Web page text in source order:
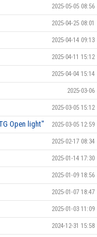
2025-05-05 08:56
2025-04-25 08:01
2025-04-14 09:13
2025-04-11 15:12
2025-04-04 15:14
2025-03-06
2025-03-05 15:12
Open light" 2025-03-05 12:59
2025-02-17 08:34
2025-01-14 17:30
2025-01-09 18:56
2025-01-07 18:47
2025-01-03 11:09
2024-12-31 15:58